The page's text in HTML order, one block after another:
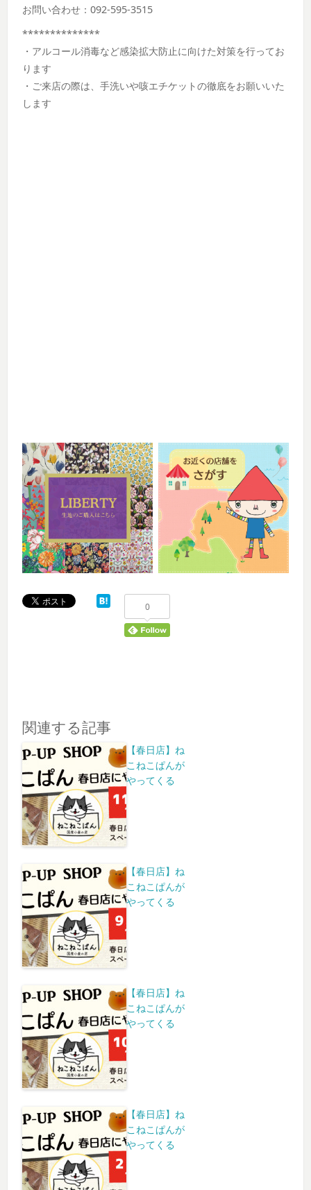
お問い合わせ：092-595-3515
**************
・アルコール消毒など感染拡大防止に向けた対策を行ってお
ります
・ご来店の際は、手洗いや咳エチケットの徹底をお願いいた
します
0
関連する記事
【春日店】ね
こねこぱんが
やってくる
【春日店】ね
こねこぱんが
やってくる
【春日店】ね
こねこぱんが
やってくる
【春日店】ね
こねこぱんが
やってくる